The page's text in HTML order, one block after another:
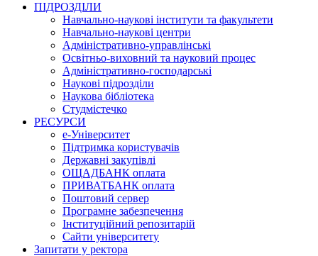
ПІДРОЗДІЛИ
Навчально-наукові інститути та факультети
Навчально-наукові центри
Адміністративно-управлінські
Освітньо-виховний та науковий процес
Адміністративно-господарські
Наукові підрозділи
Наукова бібліотека
Студмістечко
РЕСУРСИ
е-Університет
Підтримка користувачів
Державні закупівлі
ОЩАДБАНК оплата
ПРИВАТБАНК оплата
Поштовий сервер
Програмне забезпечення
Інституційний репозитарій
Сайти університету
Запитати у ректора